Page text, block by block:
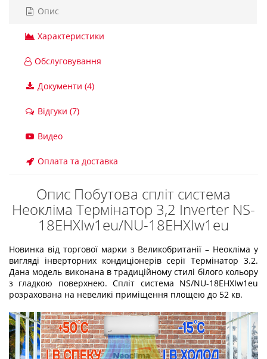
Опис
Характеристики
Обслуговування
Документи (4)
Відгуки (7)
Видео
Оплата та доставка
Опис Побутова спліт система
Неокліма Термінатор 3,2 Inverter NS-
18EHXIw1eu/NU-18EHXIw1eu
Новинка від торгової марки з Великобританії – Неокліма у
вигляді інверторних кондиціонерів серії Термінатор 3.2.
Дана модель виконана в традиційному стилі білого кольору
з гладкою поверхнею. Спліт система NS/NU-18EHXIw1eu
розрахована на невеликі приміщення площею до 52 кв.